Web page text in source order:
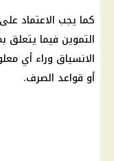
كما يجب الاعتماد
التموين فيما يتعلق
الانسياق وراء أي
أو قواعد الصرف.